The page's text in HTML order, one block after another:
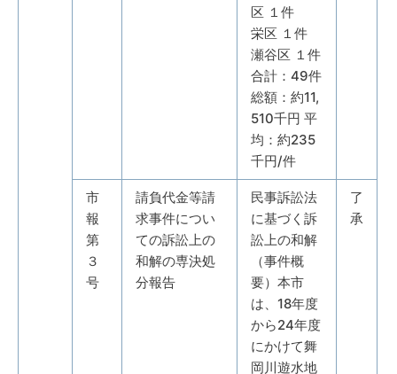
区 １件
栄区 １件
瀬谷区 １件
合計：49件
総額：約11,
510千円 平
均：約235
千円/件
市
報
第
３
号
請負代金等請
求事件につい
ての訴訟上の
和解の専決処
分報告
民事訴訟法
に基づく訴
訟上の和解
（事件概
要）本市
は、18年度
から24年度
にかけて舞
岡川遊水地
了
承